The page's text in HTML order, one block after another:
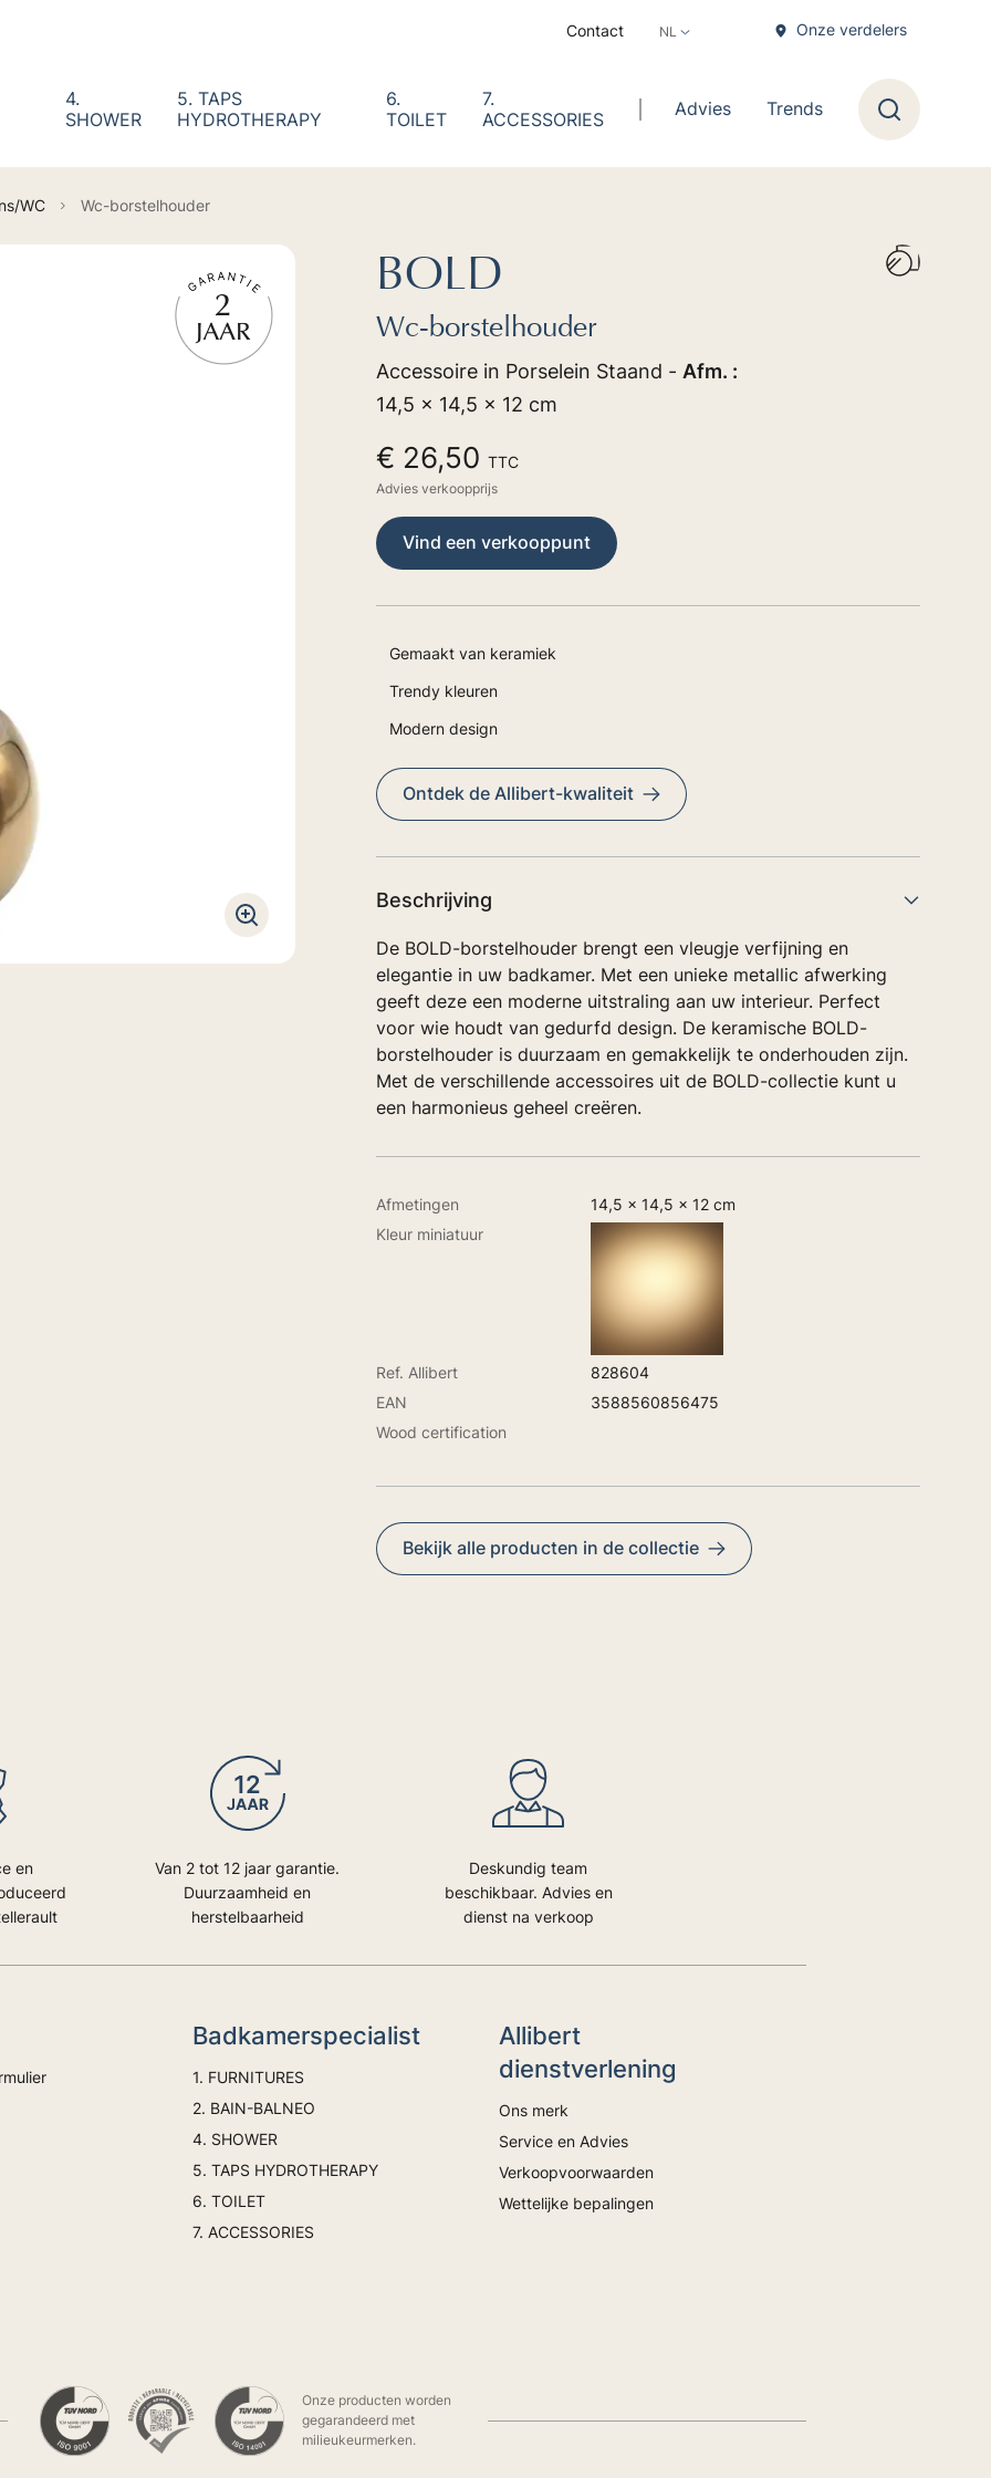
Contact Onze verdelers
4.
SHOWER
5. TAPS
HYDROTHERAPY
6.
TOILET
7.
ACCESSORIES
Advies Trends
Zoeken
WC Wc-borstelhouder
BOLD
Wc-borstelhouder
Accessoire in Porselein Staand - Afm. :
14,5 x 14,5 x 12 cm
€ 26,50 TTC
Advies verkoopprijs
Vind een verkooppunt
Gemaakt van keramiek
Trendy kleuren
Modern design
Ontdek de Allibert-kwaliteit
Beschrijving
De BOLD-borstelhouder brengt een vleugje verfijning en
elegantie in uw badkamer. Met een unieke metallic afwerking
geeft deze een moderne uitstraling aan uw interieur. Perfect
voor wie houdt van gedurfd design. De keramische BOLD-
borstelhouder is duurzaam en gemakkelijk te onderhouden zijn.
Met de verschillende accessoires uit de BOLD-collectie kunt u
een harmonieus geheel creëren.
Afmetingen
14,5 x 14,5 x 12 cm
Kleur miniatuur
Ref. Allibert
828604
EAN
3588560856475
Wood certification
Bekijk alle producten in de collectie
en
Van 2 tot 12 jaar garantie.
Duurzaamheid en
herstelbaarheid
Deskundig team
beschikbaar. Advies en
dienst na verkoop
Badkamerspecialist
1. FURNITURES
2. BAIN-BALNEO
4. SHOWER
5. TAPS HYDROTHERAPY
6. TOILET
7. ACCESSORIES
Allibert
dienstverlening
Ons merk
Service en Advies
Verkoopvoorwaarden
Wettelijke bepalingen
Onze producten worden
gegarandeerd met
milieukeurmerken.